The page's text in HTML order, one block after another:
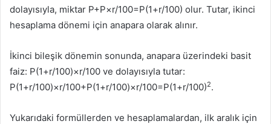
dolayısıyla, miktar P+P×r/100=P(1+r/100) olur. Tutar, ikinci
hesaplama dönemi için anapara olarak alınır.
İkinci bileşik dönemin sonunda, anapara üzerindeki basit
faiz: P(1+r/100)×r/100 ve dolayısıyla tutar:
P(1+r/100)×r/100+P(1+r/100)×r/100=P(1+r/100)2.
Yukarıdaki formüllerden ve hesaplamalardan, ilk aralık için